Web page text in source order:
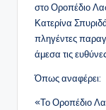
στο Οροπέδιο
Κατερίνα
πληγέντες
άμεσα τις
Όπως αναφέρει:
«Το Οροπέδιο